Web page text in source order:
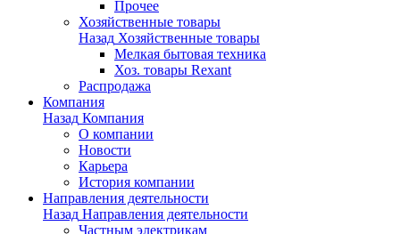
Прочее
Хозяйственные товары
Назад Хозяйственные товары
Мелкая бытовая техника
Хоз. товары Rexant
Распродажа
Компания
Назад Компания
О компании
Новости
Карьера
История компании
Направления деятельности
Назад Направления деятельности
Частным электрикам